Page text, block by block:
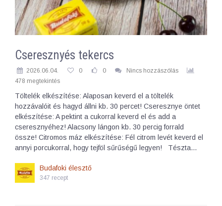
Cseresznyés tekercs
2026.06.04. 0 0
Nincs hozzászólás
478 megtekintés
Töltelék elkészítése: Alaposan keverd el a töltelék
hozzávalóit és hagyd állni kb. 30 percet! Cseresznye öntet
elkészítése: A pektint a cukorral keverd el és add a
cseresznyéhez! Alacsony lángon kb. 30 percig forrald
össze! Citromos máz elkészítése: Fél citrom levét keverd el
annyi porcukorral, hogy tejföl sűrűségű legyen! Tészta…
Budafoki élesztő
347 recept